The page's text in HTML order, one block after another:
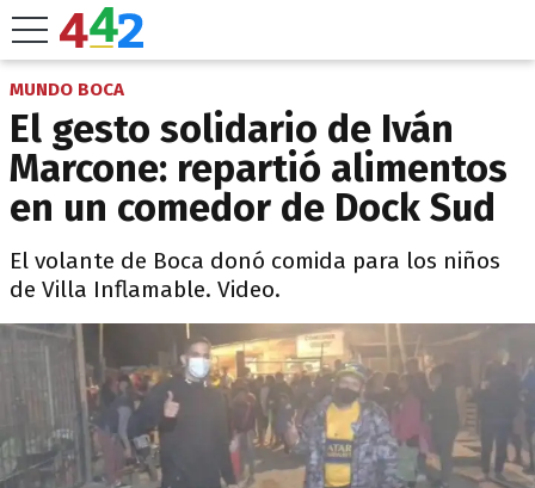
MUNDO BOCA
El gesto solidario de Iván
Marcone: repartió alimentos
en un comedor de Dock Sud
El volante de Boca donó comida para los niños
de Villa Inflamable. Video.